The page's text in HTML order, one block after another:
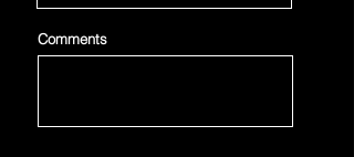
Comments